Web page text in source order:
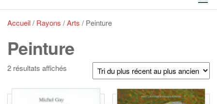
Accueil/ Rayons /Arts / Peinture
Peinture
2 résultats affichés
plus